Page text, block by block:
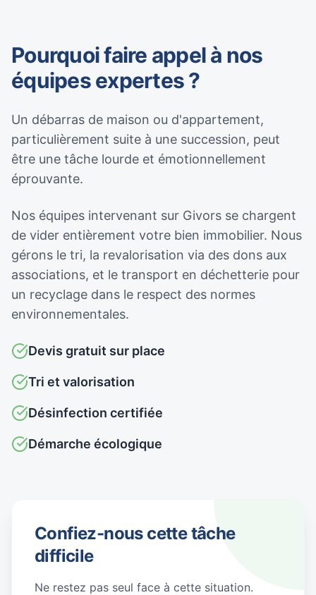
Pourquoi faire appel à nos
équipes expertes ?
Un débarras de maison ou d'appartement,
particulièrement suite à une succession, peut
être une tâche lourde et émotionnellement
éprouvante.
Nos équipes intervenant sur Givors se chargent
de vider entièrement votre bien immobilier. Nous
gérons le tri, la revalorisation via des dons aux
associations, et le transport en déchetterie pour
un recyclage dans le respect des normes
environnementales.
Devis gratuit sur place
Tri et valorisation
Désinfection certifiée
Démarche écologique
Confiez-nous cette tâche
difficile
Ne restez pas seul face à cette situation.